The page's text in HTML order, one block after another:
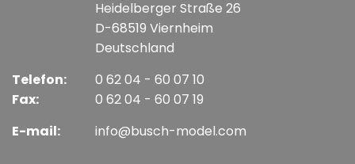
Heidelberger Straße 26
D-68519 Viernheim
Deutschland
Telefon:
Fax:
0 62 04 - 60 07 10
0 62 04 - 60 07 19
E-mail:
info@busch-model.com